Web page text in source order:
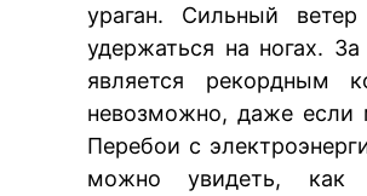
ураган. Сильный
удержаться на ногах.
является рекордным
невозможно, даже если
Перебои с
можно увидеть, как